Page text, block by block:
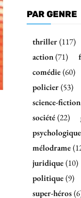
PAR GENRE
thriller(117)
action(71)
comédie(60)
policier(53)
science-fiction
société(22)
psychologique
mélodrame
juridique(10)
politique(9)
super-héros